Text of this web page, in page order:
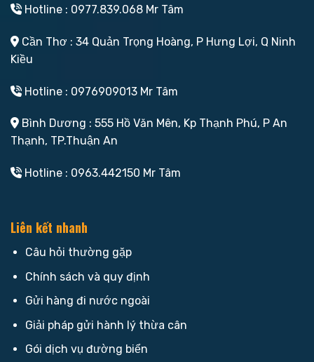
Hotline : 0977.839.068 Mr Tâm
Cần Thơ : 34 Quản Trọng Hoàng, P Hưng Lợi, Q Ninh
Kiều
Hotline : 0976909013 Mr Tâm
Bình Dương : 555 Hồ Văn Mên, Kp Thạnh Phú, P An
Thạnh, TP.Thuận An
Hotline : 0963.442150 Mr Tâm
Liên kết nhanh
Câu hỏi thường gặp
Chính sách và quy định
Gửi hàng đi nước ngoài
Giải pháp gửi hành lý thừa cân
Gói dịch vụ đường biển